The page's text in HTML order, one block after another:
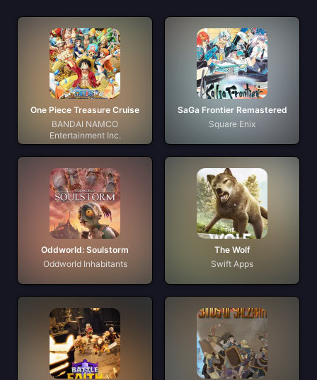
One Piece Treasure Cruise
BANDAI NAMCO
Entertainment Inc.
SaGa Frontier Remastered
Square Enix
Oddworld: Soulstorm
Oddworld Inhabitants
The Wolf
Swift Apps